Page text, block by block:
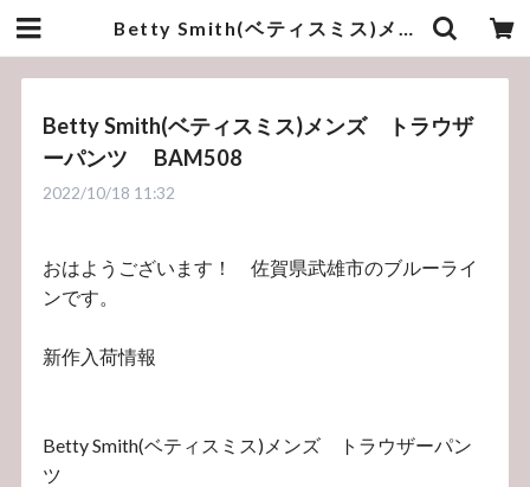
Betty Smith(ベティスミス)メンズ トラウザーパンツ BAM508 | bluelineshop
Betty Smith(ベティスミス)メンズ トラウザ
ーパンツ BAM508
2022/10/18 11:32
おはようございます！ 佐賀県武雄市のブルーライ
ンです。
新作入荷情報
Betty Smith(ベティスミス)メンズ トラウザーパン
ツ